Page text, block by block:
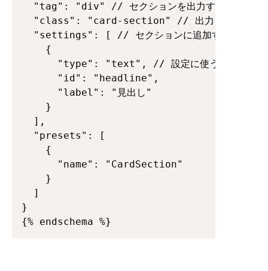
"tag": "div" // セクションを出力するときの
"class": "card-section" // 出力したタグに
"settings": [ // セクションに追加するオプシ
    {
"type": "text", // 設定に使うフォームタ
      "id": "headline",
      "label": "見出し"
    }
  ],
  "presets": [
    {
      "name": "CardSection"
    }
  ]
}
{% endschema %}